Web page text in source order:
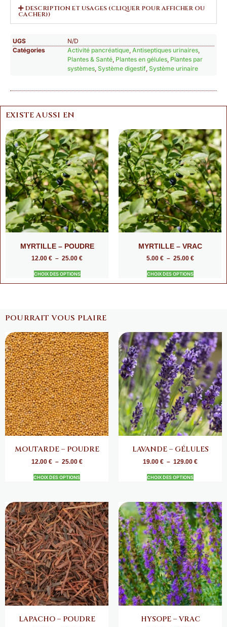
DESCRIPTION ET USAGES (CLIQUER POUR AFFICHER OU
CACHER))
UGS
N/D
Catégories
Activité pancréatique, Antiseptiques urinaires,
Plantes & Santé, Plantes en gélules, Plantes par
systèmes, Système digestif, Système urinaire
EXISTE AUSSI EN
MYRTILLE – POUDRE
12.00 € – 25.00 €
CHOIX DES OPTIONS
MYRTILLE – VRAC
5.00 € – 25.00 €
CHOIX DES OPTIONS
POURRAIT VOUS PLAIRE
MOUTARDE – POUDRE
12.00 € – 25.00 €
CHOIX DES OPTIONS
LAVANDE – GÉLULES
19.00 € – 129.00 €
CHOIX DES OPTIONS
LAPACHO – POUDRE HYSOPE – VRAC